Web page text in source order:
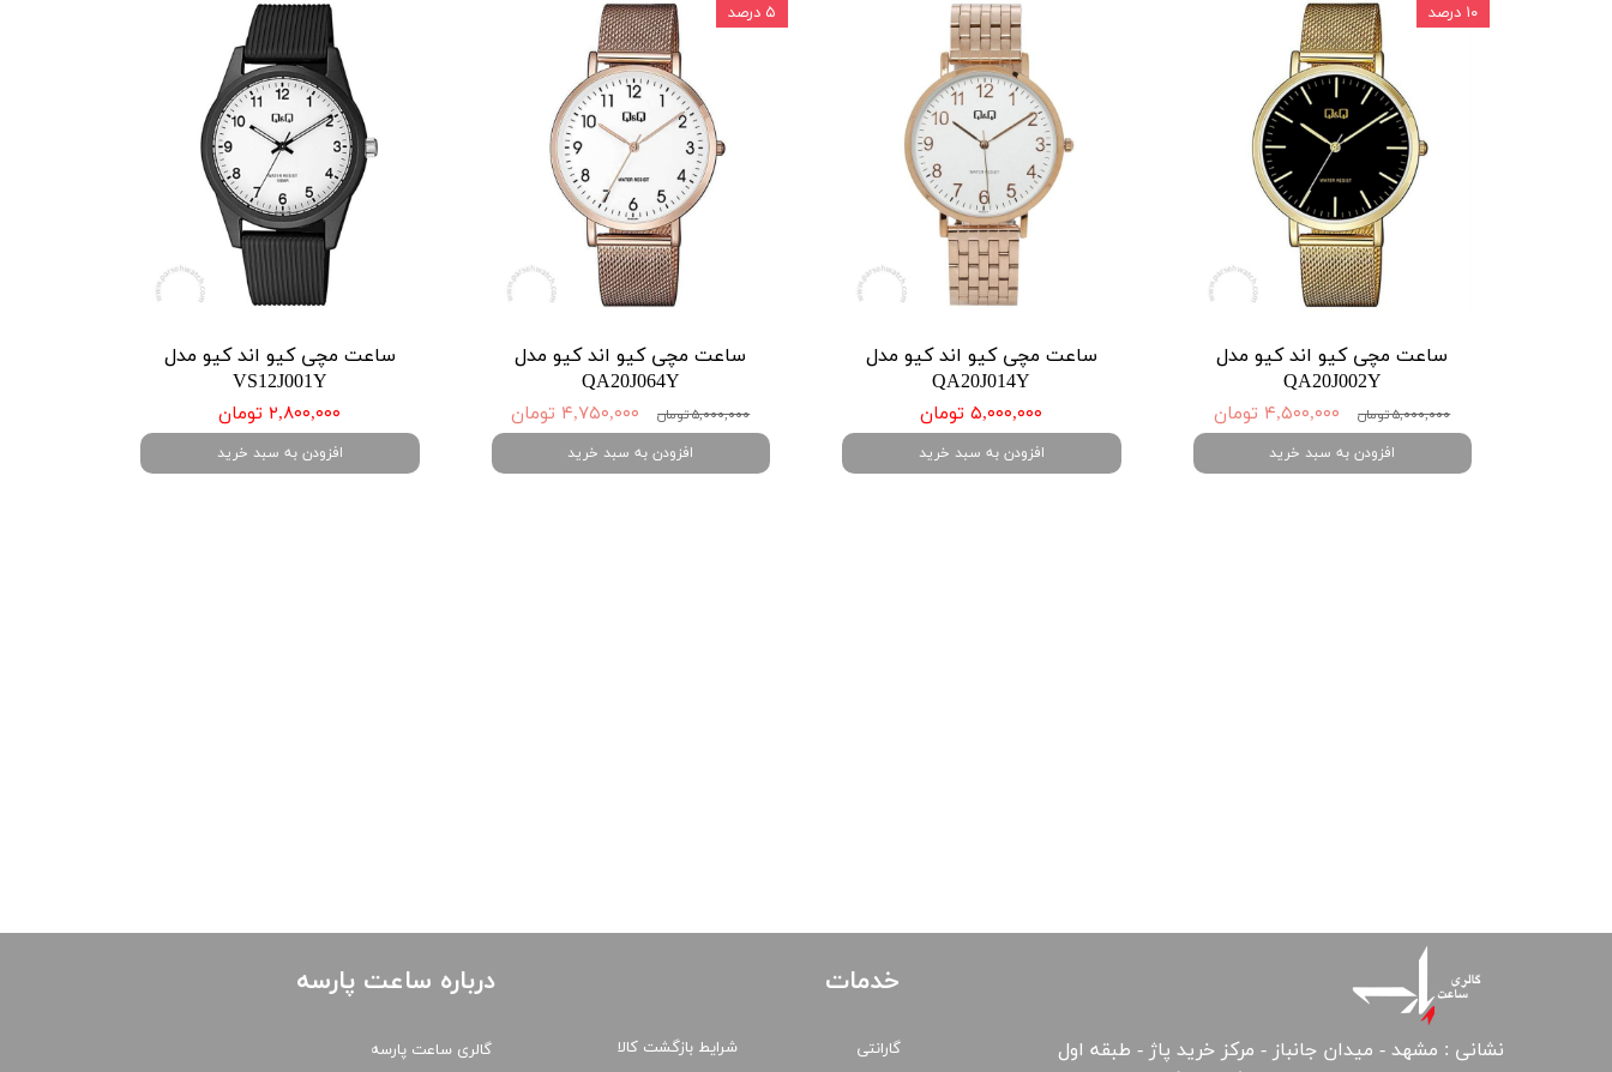
ساعت مچی کیو اند کیو مدل
QA20J002Y
۵,۰۰۰,۰۰۰ تومان ۴,۵۰۰,۰۰۰ تومان
افزودن به سبد خرید
۱۰ درصد
ساعت مچی کیو اند کیو مدل
QA20J014Y
۵,۰۰۰,۰۰۰ تومان
افزودن به سبد خرید
ساعت مچی کیو اند کیو مدل
QA20J064Y
۵,۰۰۰,۰۰۰ تومان ۴,۷۵۰,۰۰۰ تومان
افزودن به سبد خرید
۵ درصد
ساعت مچی کیو اند کیو مدل
VS12J001Y
۲,۸۰۰,۰۰۰ تومان
افزودن به سبد خرید
نشانی : مشهد - میدان جانباز - مرکز خرید پاژ - طبقه اول
خدمات
گارانتی
درباره ساعت پارسه
گالری ساعت پارسه شرایط بازگشت کالا